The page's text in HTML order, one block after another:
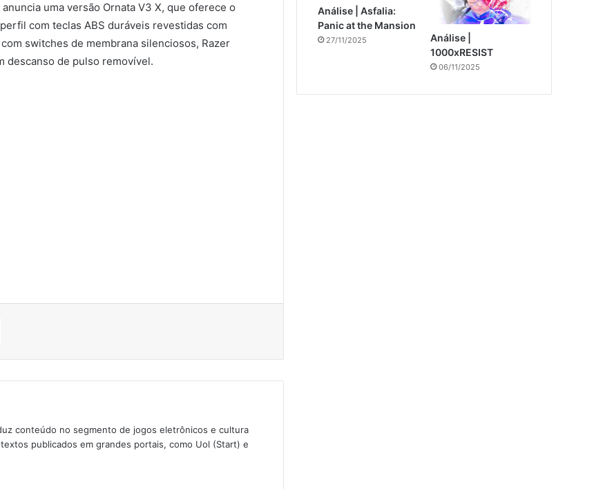
uma versão Ornata V3 X, que oferece o
com teclas ABS duráveis revestidas com
switches de membrana silenciosos, Razer
descanso de pulso removível.
conteúdo no segmento de jogos eletrônicos e cultura
publicados em grandes portais, como Uol (Start) e
Análise | Asfalia:
Panic at the Mansion
27/11/2025
Análise |
1000xRESIST
06/11/2025